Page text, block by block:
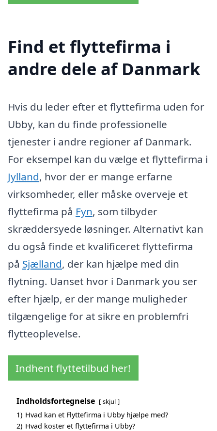
Find et flyttefirma i
andre dele af Danmark
Hvis du leder efter et flyttefirma uden for
Ubby, kan du finde professionelle
tjenester i andre regioner af Danmark.
For eksempel kan du vælge et flyttefirma i
Jylland, hvor der er mange erfarne
virksomheder, eller måske overveje et
flyttefirma på Fyn, som tilbyder
skræddersyede løsninger. Alternativt kan
du også finde et kvalificeret flyttefirma
på Sjælland, der kan hjælpe med din
flytning. Uanset hvor i Danmark you ser
efter hjælp, er der mange muligheder
tilgængelige for at sikre en problemfri
flytteoplevelse.
Indhent flyttetilbud her!
Indholdsfortegnelse skjul
1) Hvad kan et Flyttefirma i Ubby hjælpe med?
2) Hvad koster et flyttefirma i Ubby?